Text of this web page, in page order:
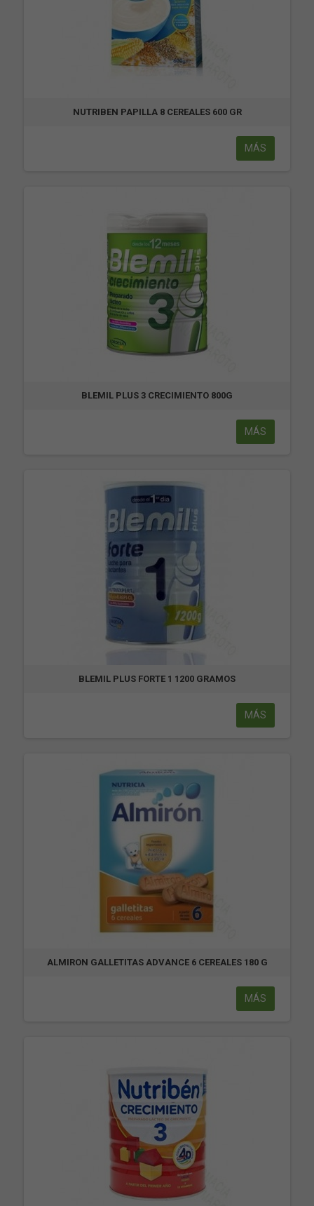
NUTRIBEN PAPILLA 8 CEREALES 600 GR
MÁS
BLEMIL PLUS 3 CRECIMIENTO 800G
MÁS
BLEMIL PLUS FORTE 1 1200 GRAMOS
MÁS
ALMIRON GALLETITAS ADVANCE 6 CEREALES 180 G
MÁS